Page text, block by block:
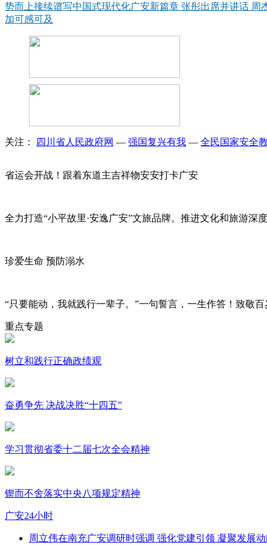
势而上接续谱写中国式现代化广安新篇章 张彤出席并讲话 周
加可感可及
关注： 四川省人民政府网 — 强国复兴有我 — 全民国家安全
省运会开战！跟着东道主吉祥物安安打卡广安
全力打造“小平故里·安逸广安”文旅品牌。推进文化和旅游深
珍爱生命 预防溺水
“只要能动，我就践行一辈子。”一句誓言，一生作答！致敬
重点专题
树立和践行正确政绩观
奋勇争先 决战决胜“十四五”
学习贯彻省委十二届七次全会精神
锲而不舍落实中央八项规定精神
广安24小时
周立伟在南充广安调研时强调 强化党建引领 凝聚发展